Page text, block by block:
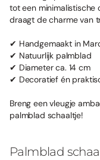
tot een minimalistische
draagt de charme van
✔ Handgemaakt in
✔ Natuurlijk palmblad
✔ Diameter ca. 14 cm
✔ Decoratief én
Breng een vleugje
palmblad schaaltje!
Palmblad